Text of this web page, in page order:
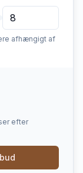
afhængigt af
efter